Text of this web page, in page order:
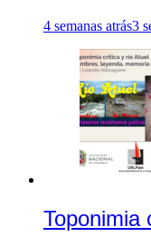
4 semanas atrás3
Toponimia